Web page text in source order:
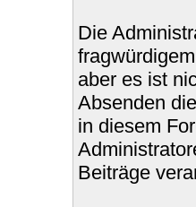
Die
aber es ist
Absenden
in diesem
Beiträge